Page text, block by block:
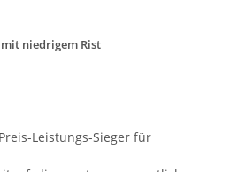
niedrigem Rist
Leistungs-Sieger für